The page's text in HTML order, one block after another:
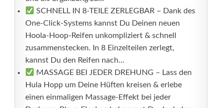
SCHNELL IN 8-TEILE ZERLEGBAR – Dank des
One-Click-Systems kannst Du Deinen neuen
Hoola-Hoop-Reifen unkompliziert & schnell
zusammenstecken. In 8 Einzelteilen zerlegt,
kannst Du den Reifen nach...
MASSAGE BEI JEDER DREHUNG – Lass den
Hula Hopp um Deine Hüften kreisen & erlebe
einen einmaligen Massage-Effekt bei jeder